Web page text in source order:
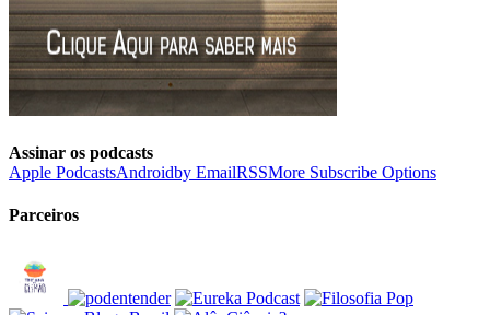
Assinar os podcasts
Apple PodcastsAndroidby EmailRSSMore Subscribe Options
Parceiros